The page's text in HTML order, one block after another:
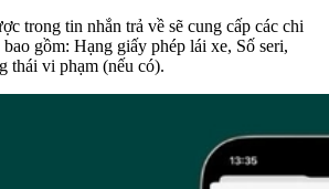
trong tin nhắn trả về sẽ cung cấp các chi
gồm: Hạng giấy phép lái xe, Số seri,
thái vi phạm (nếu có).